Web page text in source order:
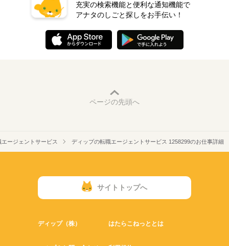
充実の検索機能と便利な通知機能で
アナタのしごと探しをお手伝い！
ページの先頭へ
ージェントサービス ディップの転職エージェントサービス 1258299のお仕事詳細
サイトトップへ
ディップ（株） はたらこねっととは